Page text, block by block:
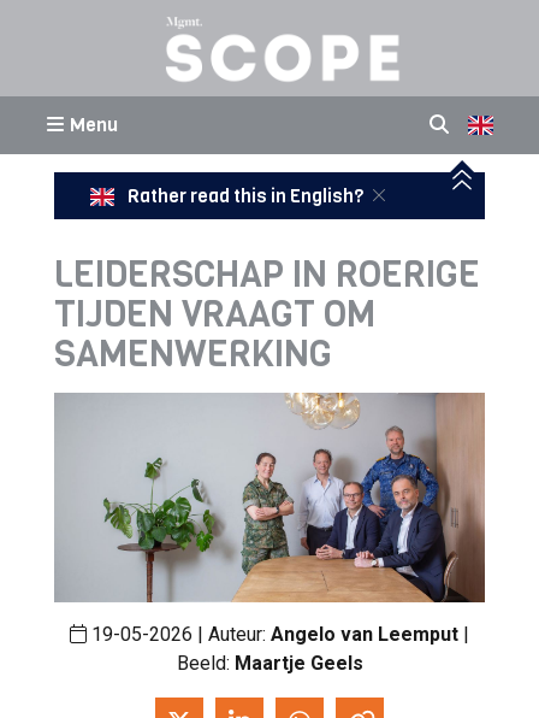
Menu
Rather read this in English?
LEIDERSCHAP IN ROERIGE
TIJDEN VRAAGT OM
SAMENWERKING
19-05-2026 | Auteur: Angelo van Leemput |
Beeld: Maartje Geels